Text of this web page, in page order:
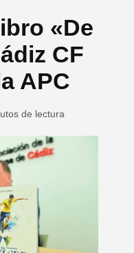
«De
CF
APC
de lectura